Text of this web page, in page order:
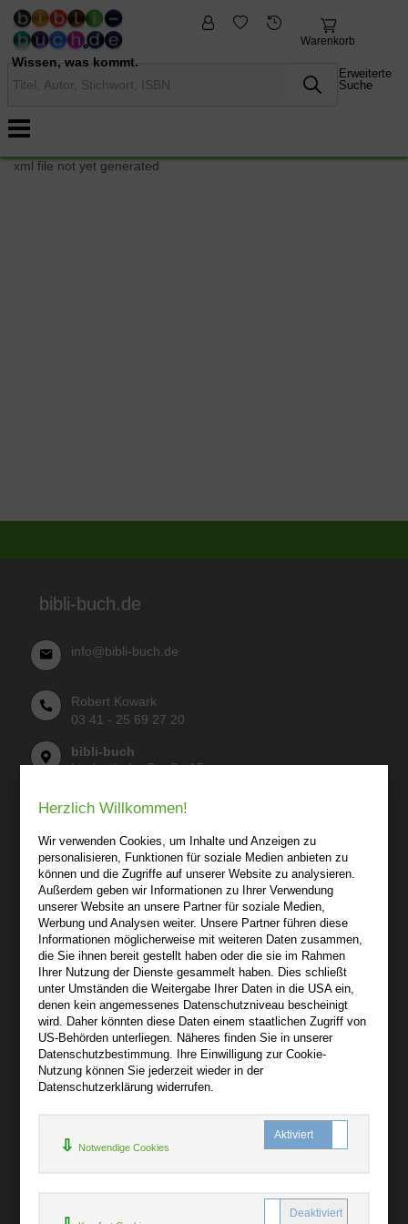
Wissen, was kommt.
Warenkorb
Erweiterte
Suche
fremdsprachige
Bücher
xml file not yet generated
bibli-buch.de
info@bibli-buch.de
Robert Kowark
03 41 - 25 69 27 20
bibli-buch
Lindenthaler Straße 15
Wir sind gerne für Sie persönlich da.
Über bibli-buch.de
+
AGB
Impressum
Widerruf
Datenschutz
Hilfe
+
Herzlich Willkommen!
Wir verwenden Cookies, um Inhalte und Anzeigen zu
personalisieren, Funktionen für soziale Medien anbieten zu
können und die Zugriffe auf unserer Website zu analysieren.
Außerdem geben wir Informationen zu Ihrer Verwendung
unserer Website an unsere Partner für soziale Medien,
Werbung und Analysen weiter. Unsere Partner führen diese
Informationen möglicherweise mit weiteren Daten zusammen,
die Sie ihnen bereit gestellt haben oder die sie im Rahmen
Ihrer Nutzung der Dienste gesammelt haben. Dies schließt
unter Umständen die Weitergabe Ihrer Daten in die USA ein,
denen kein angemessenes Datenschutzniveau bescheinigt
wird. Daher könnten diese Daten einem staatlichen Zugriff von
US-Behörden unterliegen. Näheres finden Sie in unserer
Datenschutzbestimmung. Ihre Einwilligung zur Cookie-
Nutzung können Sie jederzeit wieder in der
Datenschutzerklärung widerrufen.
Notwendige Cookies